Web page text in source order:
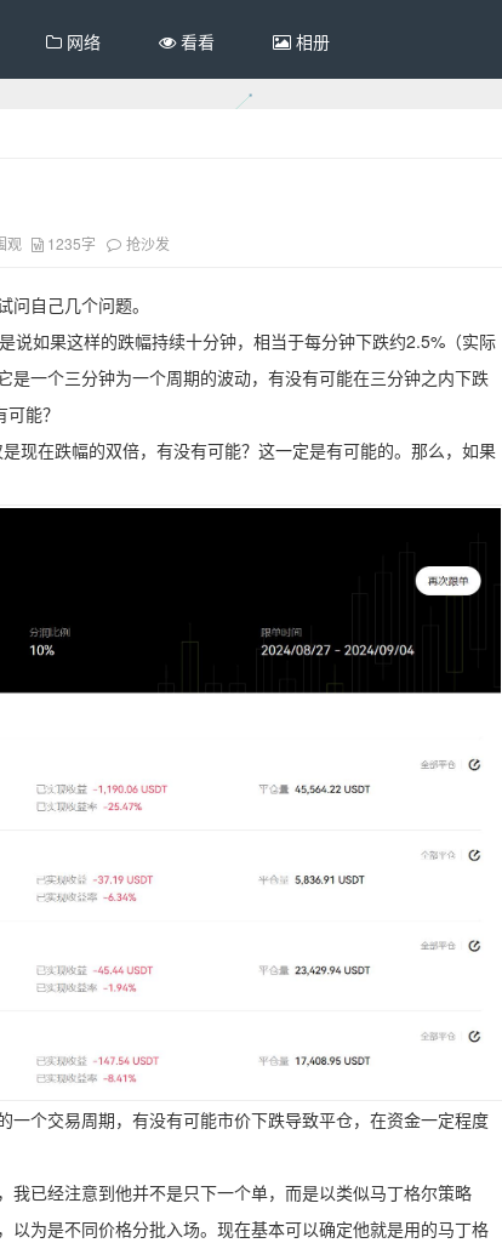
网络 看看 相册
观 1235字 抢沙发
自己几个问题。
说如果这样的跌幅持续十分钟，相当于每分钟下跌约2.5%（实际
一个三分钟为一个周期的波动，有没有可能在三分钟之内下跌
能？
现在跌幅的双倍，有没有可能？这一定是有可能的。那么，如果
个交易周期，有没有可能市价下跌导致平仓，在资金一定程度
已经注意到他并不是只下一个单，而是以类似马丁格尔策略
以为是不同价格分批入场。现在基本可以确定他就是用的马丁格